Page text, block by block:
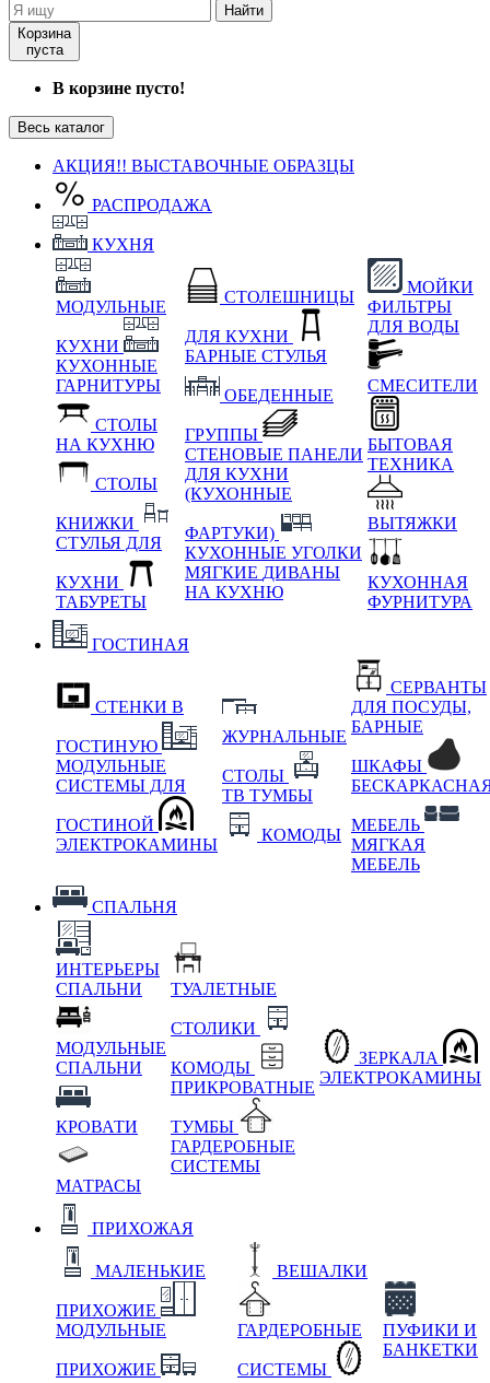
Найти
Корзина
пуста
В корзине пусто!
Весь каталог
АКЦИЯ!! ВЫСТАВОЧНЫЕ ОБРАЗЦЫ
РАСПРОДАЖА
КУХНЯ
МОДУЛЬНЫЕ
КУХНИ
КУХОННЫЕ
ГАРНИТУРЫ
СТОЛЫ
НА КУХНЮ
СТОЛЫ
КНИЖКИ
СТУЛЬЯ ДЛЯ
КУХНИ
ТАБУРЕТЫ
СТОЛЕШНИЦЫ
ДЛЯ КУХНИ
БАРНЫЕ СТУЛЬЯ
ОБЕДЕННЫЕ
ГРУППЫ
СТЕНОВЫЕ ПАНЕЛИ
ДЛЯ КУХНИ
(КУХОННЫЕ
ФАРТУКИ)
КУХОННЫЕ УГОЛКИ
МЯГКИЕ ДИВАНЫ
НА КУХНЮ
МОЙКИ
ФИЛЬТРЫ
ДЛЯ ВОДЫ
СМЕСИТЕЛИ
БЫТОВАЯ
ТЕХНИКА
ВЫТЯЖКИ
КУХОННАЯ
ФУРНИТУРА
ГОСТИНАЯ
СТЕНКИ В
ГОСТИНУЮ
МОДУЛЬНЫЕ
СИСТЕМЫ ДЛЯ
ГОСТИНОЙ
ЭЛЕКТРОКАМИНЫ
ЖУРНАЛЬНЫЕ
СТОЛЫ
ТВ ТУМБЫ
КОМОДЫ
СЕРВАНТЫ
ДЛЯ ПОСУДЫ,
БАРНЫЕ
ШКАФЫ
МЕБЕЛЬ
МЯГКАЯ
МЕБЕЛЬ
СПАЛЬНЯ
ИНТЕРЬЕРЫ
СПАЛЬНИ
МОДУЛЬНЫЕ
СПАЛЬНИ
КРОВАТИ
МАТРАСЫ
ТУАЛЕТНЫЕ
СТОЛИКИ
КОМОДЫ
ПРИКРОВАТНЫЕ
ТУМБЫ
ГАРДЕРОБНЫЕ
СИСТЕМЫ
ЗЕРКАЛА
ЭЛЕКТРОКАМИНЫ
ПРИХОЖАЯ
МАЛЕНЬКИЕ
ПРИХОЖИЕ
МОДУЛЬНЫЕ
ПРИХОЖИЕ
ВЕШАЛКИ
ГАРДЕРОБНЫЕ
СИСТЕМЫ
ПУФИКИ И
БАНКЕТКИ